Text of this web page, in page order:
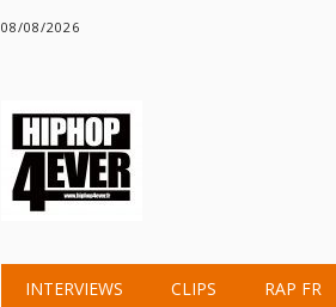
08/08/2026
Main menu
INTERVIEWS CLIPS RAP FR